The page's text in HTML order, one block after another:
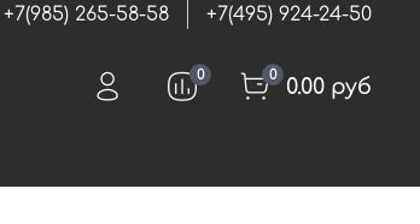
+7(985) 265-58-58 +7(495) 924-24-50
0 0 0.00 руб